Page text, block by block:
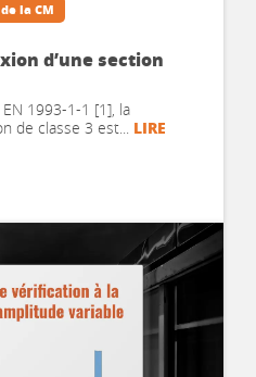
la CM
d’une section
1993-1-1 [1], la
de classe 3 est... LIRE